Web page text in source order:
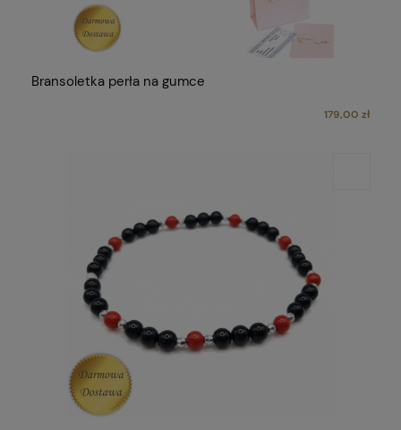
Bransoletka perła na gumce
179,00 zł